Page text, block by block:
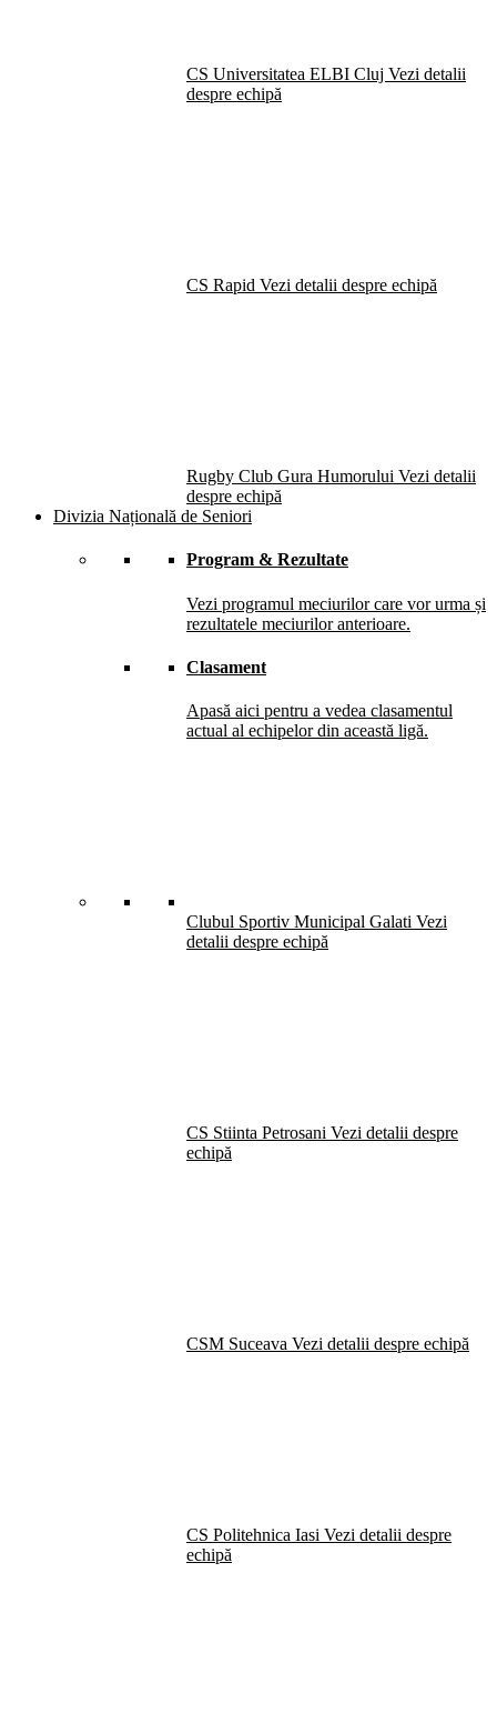
CS Universitatea ELBI Cluj Vezi detalii
despre echipă
CS Rapid Vezi detalii despre echipă
Rugby Club Gura Humorului Vezi detalii
despre echipă
Divizia Națională de Seniori
Program & Rezultate
Vezi programul meciurilor care vor urma și
rezultatele meciurilor anterioare.
Clasament
Apasă aici pentru a vedea clasamentul
actual al echipelor din această ligă.
Clubul Sportiv Municipal Galati Vezi
detalii despre echipă
CS Stiinta Petrosani Vezi detalii despre
echipă
CSM Suceava Vezi detalii despre echipă
CS Politehnica Iasi Vezi detalii despre
echipă